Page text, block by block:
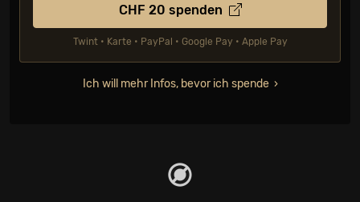
CHF 20 spenden
Twint • Karte • PayPal • Google Pay • Apple Pay
Ich will mehr Infos, bevor ich spende